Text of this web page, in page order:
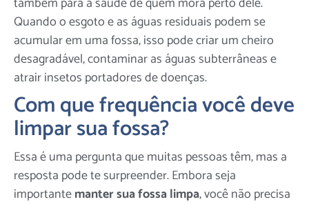
Quando o esgoto e as águas residuais podem se
acumular em uma fossa, isso pode criar um cheiro
desagradável, contaminar as águas subterrâneas e
atrair insetos portadores de doenças.
Com que frequência você deve
limpar sua fossa?
Essa é uma pergunta que muitas pessoas têm, mas a
resposta pode te surpreender. Embora seja
importantemanter sua fossa limpa, você não precisa